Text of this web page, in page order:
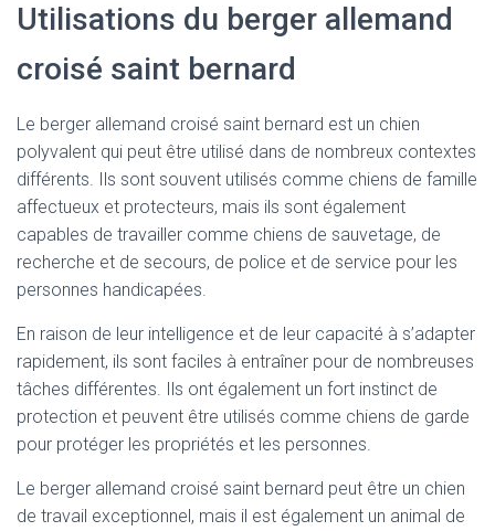
Utilisations du berger allemand
croisé saint bernard
Le berger allemand croisé saint bernard est un chien
polyvalent qui peut être utilisé dans de nombreux contextes
différents. Ils sont souvent utilisés comme chiens de famille
affectueux et protecteurs, mais ils sont également
capables de travailler comme chiens de sauvetage, de
recherche et de secours, de police et de service pour les
personnes handicapées.
En raison de leur intelligence et de leur capacité à s’adapter
rapidement, ils sont faciles à entraîner pour de nombreuses
tâches différentes. Ils ont également un fort instinct de
protection et peuvent être utilisés comme chiens de garde
pour protéger les propriétés et les personnes.
Le berger allemand croisé saint bernard peut être un chien
de travail exceptionnel, mais il est également un animal de